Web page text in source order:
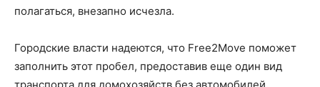
полагаться, внезапно исчезла.
Городские власти надеются, что Free2Move поможет
заполнить этот пробел, предоставив еще один вид
транспорта для домохозяйств без автомобилей.